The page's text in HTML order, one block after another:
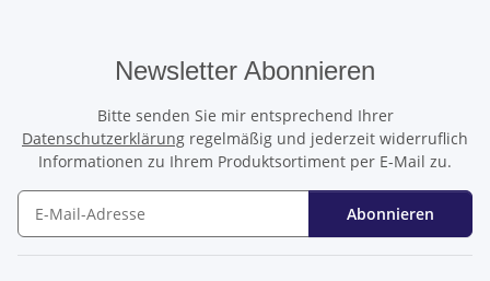
Newsletter Abonnieren
Bitte senden Sie mir entsprechend Ihrer
Datenschutzerklärung regelmäßig und jederzeit widerruflich
Informationen zu Ihrem Produktsortiment per E-Mail zu.
Abonnieren